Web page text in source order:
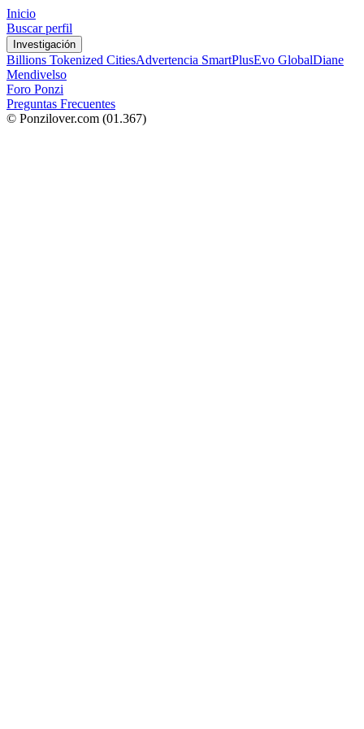
Inicio
Buscar perfil
Investigación
Billions Tokenized CitiesAdvertencia SmartPlusEvo GlobalDiane
Mendivelso
Foro Ponzi
Preguntas Frecuentes
© Ponzilover.com (01.367)